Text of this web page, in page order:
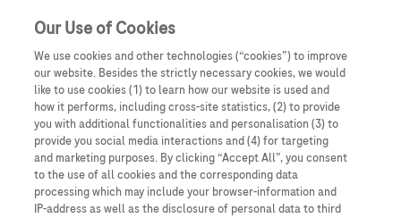
Podmiotem odpowiedzialnym za treści zamieszczone na
portalu internetowym wszechnica.roche.pl jest spółka
Roche Polska Sp. z o.o. z siedzibą w Warszawie, ul.
Domaniewska 28, 02-672, KRS: 0000118292. Informacje
Our Use of Cookies
We use cookies and other technologies (“cookies”) to improve
our website. Besides the strictly necessary cookies, we would
like to use cookies (1) to learn how our website is used and
how it performs, including cross-site statistics, (2) to provide
you with additional functionalities and personalisation (3) to
provide you social media interactions and (4) for targeting
and marketing purposes. By clicking “Accept All”, you consent
to the use of all cookies and the corresponding data
processing which may include your browser-information and
IP-address as well as the disclosure of personal data to third